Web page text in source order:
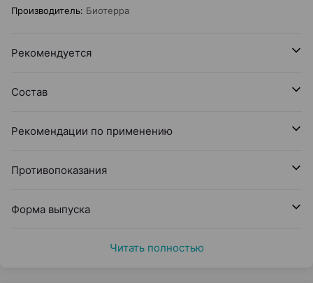
Производитель: Биотерра
Рекомендуется
Состав
Рекомендации по применению
Противопоказания
Форма выпуска
Читать полностью